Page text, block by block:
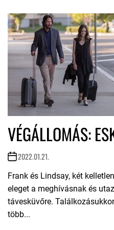
VÉGÁLLOMÁS:
2022.01.21.
Frank és Lindsay, két
eleget a meghívásnak és
távesküvőre.
több...